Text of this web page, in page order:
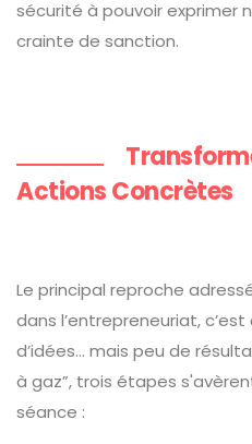
sécurité à pouvoir exprimer
crainte de sanction.
Actions Concrètes
Le principal reproche
dans l’entrepreneuriat, c’est
d’idées… mais peu de
à gaz”, trois étapes
séance :